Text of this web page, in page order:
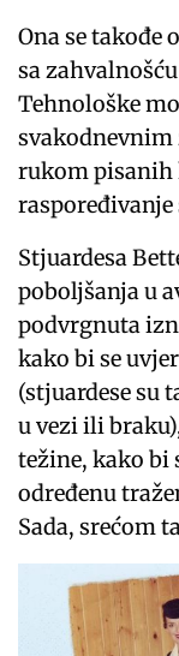
Ona se takođe
sa
Tehnološke
svakodnevnim
rukom pisanih
raspoređivanje
Stjuardesa
poboljšanja u
podvrgnuta
kako bi se
(stjuardese su
u vezi ili
težine, kako bi
određenu
Sada, srećom